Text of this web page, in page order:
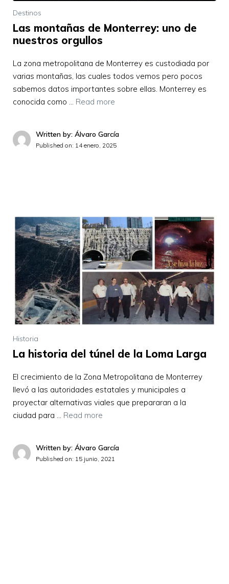
Destinos
Las montañas de Monterrey: uno de
nuestros orgullos
La zona metropolitana de Monterrey es custodiada por
varias montañas, las cuales todos vemos pero pocos
sabemos datos importantes sobre ellas. Monterrey es
conocida como … Read more
Written by: Álvaro García
Published on: 14 enero, 2025
Historia
La historia del túnel de la Loma Larga
El crecimiento de la Zona Metropolitana de Monterrey
llevó a las autoridades estatales y municipales a
proyectar alternativas viales que prepararan a la
ciudad para … Read more
Written by: Álvaro García
Published on: 15 junio, 2021